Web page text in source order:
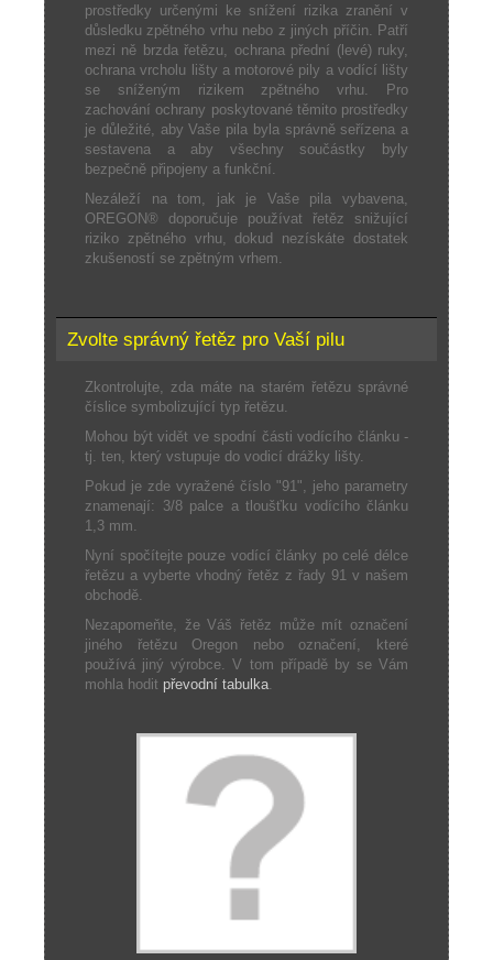
prostředky určenými ke snížení rizika zranění v
důsledku zpětného vrhu nebo z jiných příčin. Patří
mezi ně brzda řetězu, ochrana přední (levé) ruky,
ochrana vrcholu lišty a motorové pily a vodící lišty
se sníženým rizikem zpětného vrhu. Pro
zachování ochrany poskytované těmito prostředky
je důležité, aby Vaše pila byla správně seřízena a
sestavena a aby všechny součástky byly
bezpečně připojeny a funkční.
Nezáleží na tom, jak je Vaše pila vybavena,
OREGON® doporučuje používat řetěz snižující
riziko zpětného vrhu, dokud nezískáte dostatek
zkušeností se zpětným vrhem.
Zvolte správný řetěz pro Vaší pilu
Zkontrolujte, zda máte na starém řetězu správné
číslice symbolizující typ řetězu.
Mohou být vidět ve spodní části vodícího článku -
tj. ten, který vstupuje do vodicí drážky lišty.
Pokud je zde vyražené číslo "91", jeho parametry
znamenají: 3/8 palce a tloušťku vodícího článku
1,3 mm.
Nyní spočítejte pouze vodící články po celé délce
řetězu a vyberte vhodný řetěz z řady 91 v našem
obchodě.
Nezapomeňte, že Váš řetěz může mít označení
jiného řetězu Oregon nebo označení, které
používá jiný výrobce. V tom případě by se Vám
mohla hodit převodní tabulka